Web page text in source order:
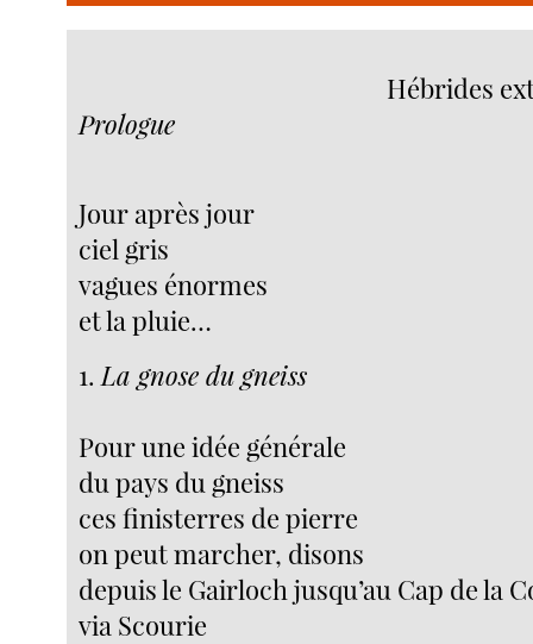
Hébrides
Prologue
Jour après jour
ciel gris
vagues énormes
et la pluie…
1. La gnose du gneiss
Pour une idée générale
du pays du gneiss
ces finisterres de pierre
on peut marcher, disons
depuis le Gairloch jusqu’au Cap de la
via Scourie